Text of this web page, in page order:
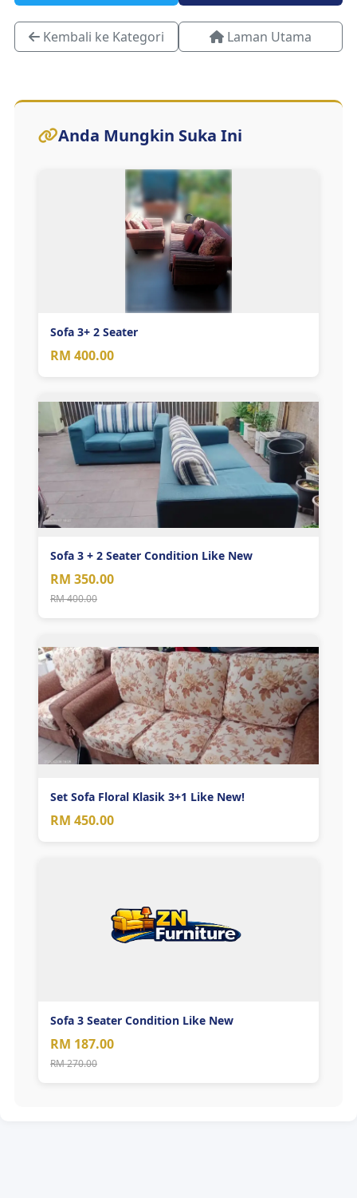
Kembali ke Kategori Laman Utama
Anda Mungkin Suka Ini
Sofa 3+ 2 Seater
RM 400.00
Sofa 3 + 2 Seater Condition Like New
RM 350.00
RM 400.00
Set Sofa Floral Klasik 3+1 Like New!
RM 450.00
Sofa 3 Seater Condition Like New
RM 187.00
RM 270.00